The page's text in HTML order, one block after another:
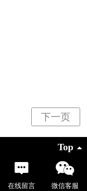
Top
电脑版
在线留言 微信客服